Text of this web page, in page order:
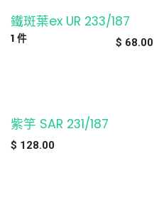
鐵斑葉ex UR 233/187
$ 68.00
1 件
缺貨
紫竽 SAR 231/187
$ 128.00